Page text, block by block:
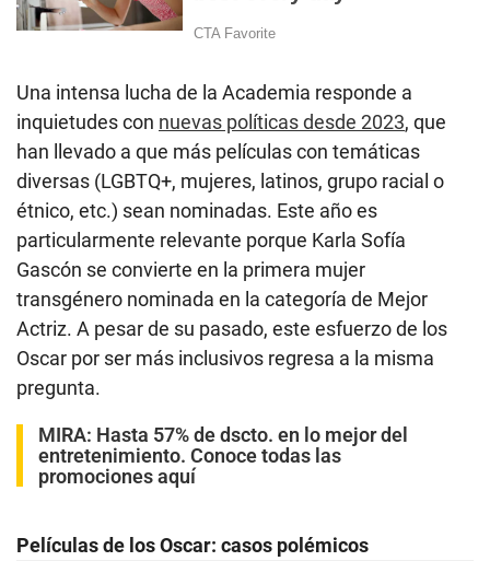
Una intensa lucha de la Academia responde a
inquietudes con nuevas políticas desde 2023, que
han llevado a que más películas con temáticas
diversas (LGBTQ+, mujeres, latinos, grupo racial o
étnico, etc.) sean nominadas. Este año es
particularmente relevante porque Karla Sofía
Gascón se convierte en la primera mujer
transgénero nominada en la categoría de Mejor
Actriz. A pesar de su pasado, este esfuerzo de los
Oscar por ser más inclusivos regresa a la misma
pregunta.
MIRA: Hasta 57% de dscto. en lo mejor del
entretenimiento. Conoce todas las
promociones aquí
Películas de los Oscar: casos polémicos